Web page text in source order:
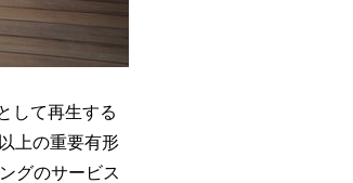
して再生する
上の重要有形
グのサービス